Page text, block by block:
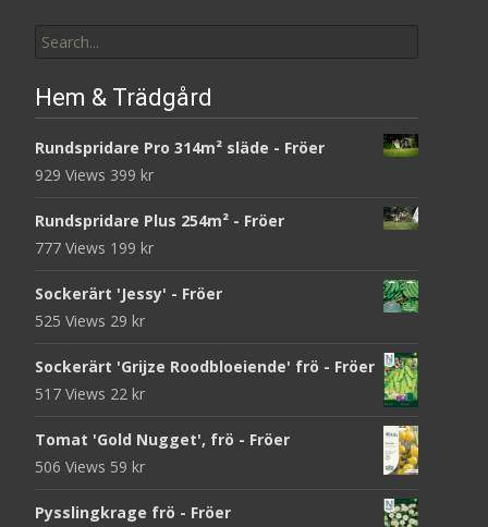
for:
Hem & Trädgård
Rundspridare Pro 314m² släde - Fröer
929 Views 399 kr
Rundspridare Plus 254m² - Fröer
777 Views 199 kr
Sockerärt 'Jessy' - Fröer
525 Views 29 kr
Sockerärt 'Grijze Roodbloeiende' frö - Fröer
517 Views 22 kr
Tomat 'Gold Nugget', frö - Fröer
506 Views 59 kr
Pysslingkrage frö - Fröer